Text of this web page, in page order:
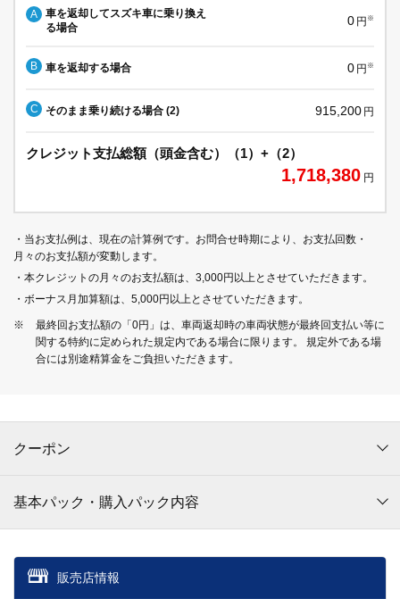
A
車を返却してスズキ車に乗り換え
る場合
0 円 ※
B 車を返却する場合 0 円 ※
C そのまま乗り続ける場合 (2) 915,200 円
クレジット支払総額（頭金含む）（1）+（2）
1,718,380 円
・当お支払例は、現在の計算例です。お問合せ時期により、お支払回数・
月々のお支払額が変動します。
・本クレジットの月々のお支払額は、3,000円以上とさせていただきます。
・ボーナス月加算額は、5,000円以上とさせていただきます。
※
最終回お支払額の「0円」は、車両返却時の車両状態が最終回支払い等に
関する特約に定められた規定内である場合に限ります。 規定外である場
合には別途精算金をご負担いただきます。
クーポン
基本パック・購入パック内容
販売店情報